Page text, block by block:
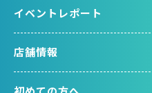
イベントレポート
店舗情報